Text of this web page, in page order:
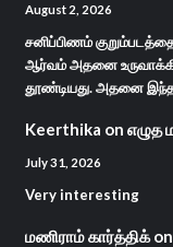
August 2, 2026
சனிப்பிணம்
ஆர்வம் அதனை
தூண்டியது. அதனை
Keerthika on எழுத
July 31, 2026
Very interesting
மணிராம் கார்த்திக்on